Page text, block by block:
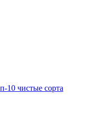
10 чистые сорта